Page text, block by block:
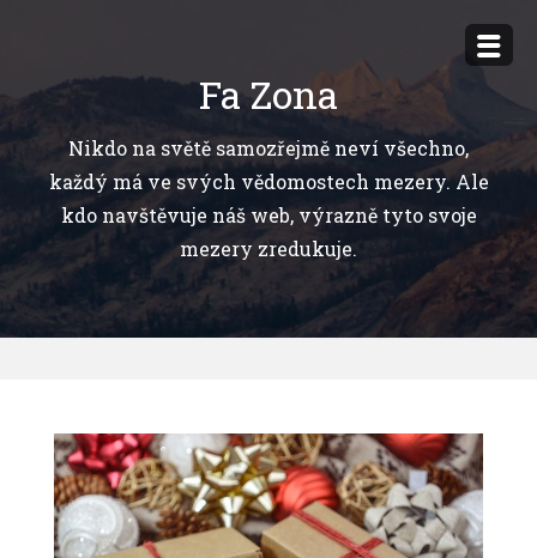
obsahu
Fa Zona
Nikdo na světě samozřejmě neví všechno,
každý má ve svých vědomostech mezery. Ale
kdo navštěvuje náš web, výrazně tyto svoje
mezery zredukuje.